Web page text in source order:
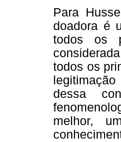
Para
doadora é
todos os
todos os
dessa
melhor,